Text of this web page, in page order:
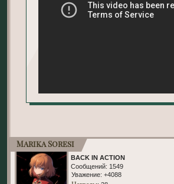
Marika Soresi
BACK IN ACTION
Сообщений: 1549
Уважение: +4088